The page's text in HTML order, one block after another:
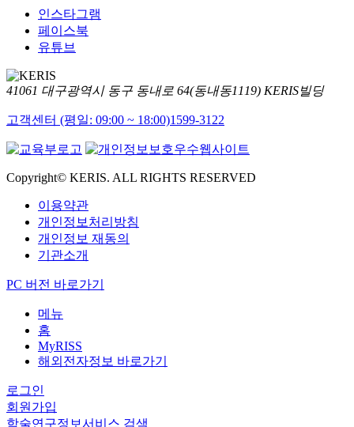
인스타그램
페이스북
유튜브
41061 대구광역시 동구 동내로 64(동내동1119) KERIS빌딩
고객센터 (평일: 09:00 ~ 18:00)1599-3122
Copyright© KERIS. ALL RIGHTS RESERVED
이용약관
개인정보처리방침
개인정보 재동의
기관소개
PC 버전 바로가기
메뉴
홈
MyRISS
해외전자정보 바로가기
로그인
회원가입
학술연구정보서비스 검색